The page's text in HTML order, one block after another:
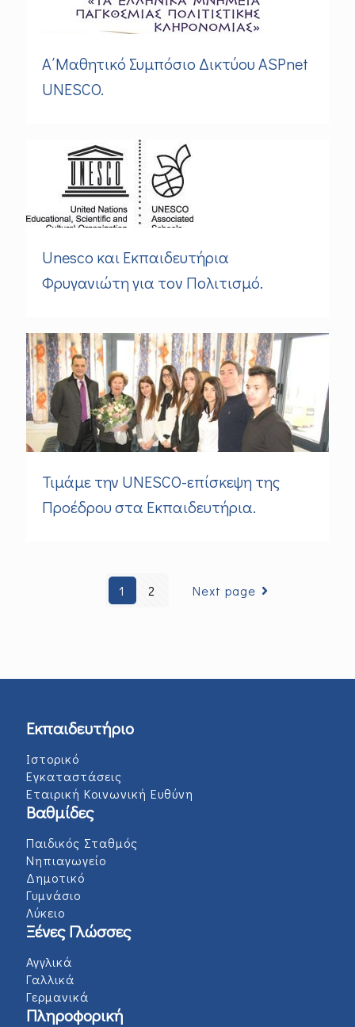
Α΄Μαθητικό Συμπόσιο Δικτύου ASPnet
UNESCO.
Unesco και Εκπαιδευτήρια
Φρυγανιώτη για τον Πολιτισμό.
Τιμάμε την UNESCO-επίσκεψη της
Προέδρου στα Εκπαιδευτήρια.
1 2 Next page
Εκπαιδευτήριο
Ιστορικό
Εγκαταστάσεις
Εταιρική Κοινωνική Ευθύνη
Βαθμίδες
Παιδικός Σταθμός
Νηπιαγωγείο
Δημοτικό
Γυμνάσιο
Λύκειο
Ξένες Γλώσσες
Αγγλικά
Γαλλικά
Γερμανικά
Πληροφορική